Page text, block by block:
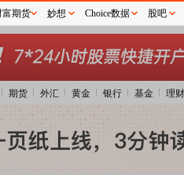
期货 外汇 黄金 银行 基金 理财
富期货 妙想 Choice数据 股吧